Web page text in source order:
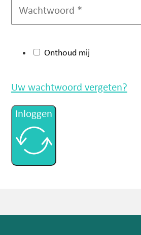
Onthoud mij
Uw wachtwoord vergeten?
Inloggen